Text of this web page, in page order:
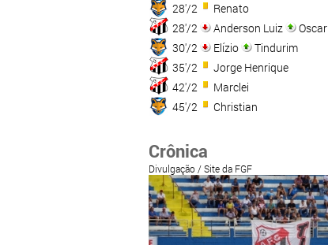
28'/2
Renato
28'/2
Anderson Luiz
Oscar
30'/2
Elízio
Tindurim
35'/2
Jorge Henrique
42'/2
Marclei
45'/2
Christian
Crônica
Divulgação / Site da FGF